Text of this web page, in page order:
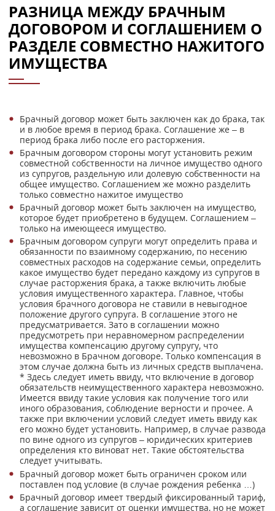
РАЗНИЦА МЕЖДУ БРАЧНЫМ
ДОГОВОРОМ И СОГЛАШЕНИЕМ О
РАЗДЕЛЕ СОВМЕСТНО НАЖИТОГО
ИМУЩЕСТВА
Брачный договор может быть заключен как до брака, так
и в любое время в период брака. Соглашение же – в
период брака либо после его расторжения.
Брачным договором стороны могут установить режим
совместной собственности на личное имущество одного
из супругов, раздельную или долевую собственности на
общее имущество. Соглашением же можно разделить
только совместно нажитое имущество
Брачный договор может быть заключен на имущество,
которое будет приобретено в будущем. Соглашением –
только на имеющееся имущество.
Брачным договором супруги могут определить права и
обязанности по взаимному содержанию, по несению
совместных расходов на содержание семьи, определить
какое имущество будет передано каждому из супругов в
случае расторжения брака, а также включить любые
условия имущественного характера. Главное, чтобы
условия брачного договора не ставили в невыгодное
положение другого супруга. В соглашение этого не
предусматривается. Зато в соглашении можно
предусмотреть при неравномерном распределении
имущества компенсацию другому супругу, что
невозможно в Брачном договоре. Только компенсация в
этом случае должна быть из личных средств выплачена.
* Здесь следует иметь ввиду, что включение в договор
обязательств неимущественного характера невозможно.
Имеется ввиду такие условия как получение того или
иного образования, соблюдение верности и прочее. А
также при включении условий следует иметь ввиду как
его можно будет установить. Например, в случае развода
по вине одного из супругов – юридических критериев
определения кто виноват нет. Такие обстоятельства
следует учитывать.
Брачный договор может быть ограничен сроком или
поставлен под условие (в случае рождения ребенка …)
Брачный договор имеет твердый фиксированный тариф,
а соглашение зависит от оценки имущества, но не может